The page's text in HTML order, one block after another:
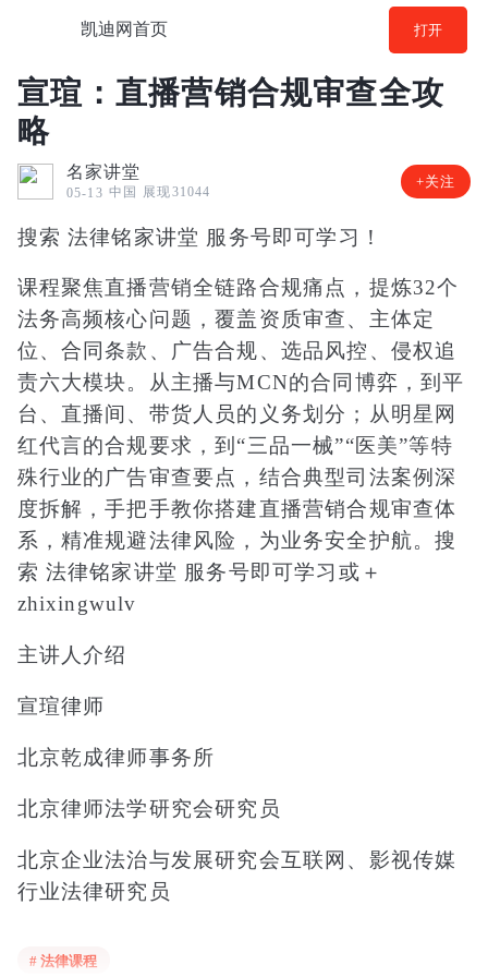
凯迪网首页 打开
宣瑄：直播营销合规审查全攻
略
名家讲堂
05-13 中国 展现31044
+关注
搜索 法律铭家讲堂 服务号即可学习！
课程聚焦直播营销全链路合规痛点，提炼32个
法务高频核心问题，覆盖资质审查、主体定
位、合同条款、广告合规、选品风控、侵权追
责六大模块。从主播与MCN的合同博弈，到平
台、直播间、带货人员的义务划分；从明星网
红代言的合规要求，到“三品一械”“医美”等特
殊行业的广告审查要点，结合典型司法案例深
度拆解，手把手教你搭建直播营销合规审查体
系，精准规避法律风险，为业务安全护航。搜
索 法律铭家讲堂 服务号即可学习或＋
zhixingwulv
主讲人介绍
宣瑄律师
北京乾成律师事务所
北京律师法学研究会研究员
北京企业法治与发展研究会互联网、影视传媒
行业法律研究员
# 法律课程